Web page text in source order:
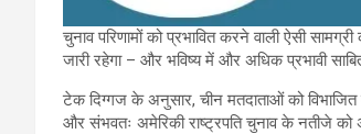
चुनाव परिणामों को प्रभावित करने वाली ऐसी
जारी रहेगा – और भविष्य में और अधिक प्रभावी
टेक दिग्गज के अनुसार, चीन मतदाताओं को
और संभवतः अमेरिकी राष्ट्रपति चुनाव के नतीजे को